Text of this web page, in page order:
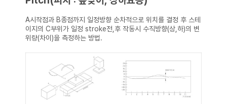
A시작점과 B종점까지 일정방향 순차적으로 위치를 결정 후 스테
이지의 C부위가 일정 stroke전,후 작동시 수직방향(상,하)의 변
위량(차이)을 측정하는 방법.